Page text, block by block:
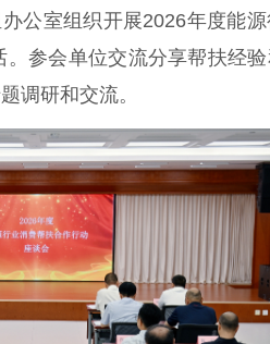
室组织开展2026年度能源
参会单位交流分享帮扶经
调研和交流。